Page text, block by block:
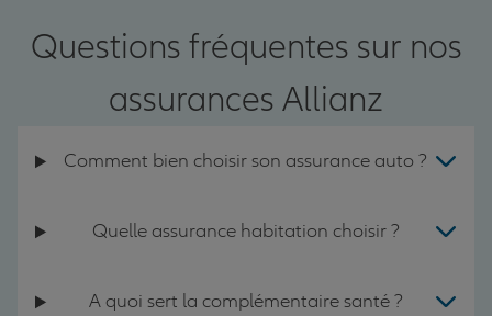
Questions fréquentes sur nos
assurances Allianz
Comment bien choisir son assurance auto ?
Quelle assurance habitation choisir ?
A quoi sert la complémentaire santé ?